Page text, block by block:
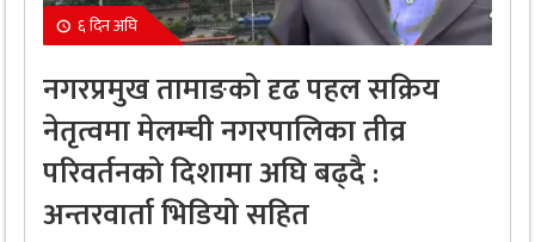
६ दिन अघि
नगरप्रमुख तामाङको दृढ पहल सक्रिय
नेतृत्वमा मेलम्ची नगरपालिका तीव्र
परिवर्तनको दिशामा अघि बढ्दै :
अन्तरवार्ता भिडियो सहित